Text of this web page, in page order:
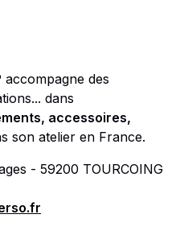
des
dans
accessoires,
son atelier en France.
- 59200 TOURCOING